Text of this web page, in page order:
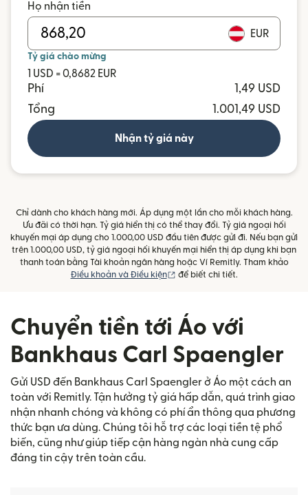
Họ nhận tiền
EUR
Tỷ giá chào mừng
1 USD = 0,8682 EUR
Phí
1,49 USD
Tổng
1.001,49 USD
Nhận tỷ giá này
Chỉ dành cho khách hàng mới. Áp dụng một lần cho mỗi khách hàng.
Ưu đãi có thời hạn. Tỷ giá hiển thị có thể thay đổi. Tỷ giá ngoại hối
khuyến mại áp dụng cho 1.000,00 USD đầu tiên được gửi đi. Nếu bạn gửi
trên 1.000,00 USD, tỷ giá ngoại hối khuyến mại hiển thị áp dụng khi bạn
thanh toán bằng Tài khoản ngân hàng hoặc Ví Remitly. Tham khảo
Điều khoản và Điều kiện
(mở trong cửa sổ mới)
để biết chi tiết.
Chuyển tiền tới Áo với
Bankhaus Carl Spaengler
Gửi USD đến Bankhaus Carl Spaengler ở Áo một cách an
toàn với Remitly. Tận hưởng tỷ giá hấp dẫn, quá trình giao
nhận nhanh chóng và không có phí ẩn thông qua phương
thức bạn ưa dùng. Chúng tôi hỗ trợ các loại tiền tệ phổ
biến, cũng như giúp tiếp cận hàng ngàn nhà cung cấp
đáng tin cậy trên toàn cầu.